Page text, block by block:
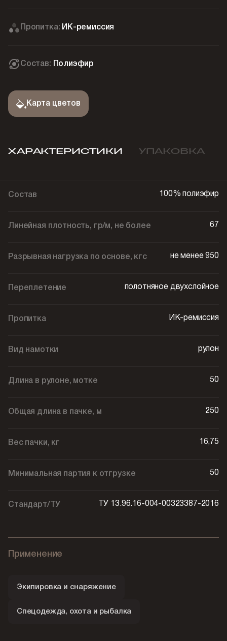
Пропитка: ИК-ремиссия
Состав: Полиэфир
Карта цветов
ХАРАКТЕРИСТИКИ УПАКОВКА
Состав 100% полиэфир
Линейная плотность, гр/м, не более 67
Разрывная нагрузка по основе, кгс не менее 950
Переплетение полотняное двухслойное
Пропитка ИК-ремиссия
Вид намотки рулон
Длина в рулоне, мотке 50
Общая длина в пачке, м 250
Вес пачки, кг 16,75
Минимальная партия к отгрузке 50
Стандарт/ТУ ТУ 13.96.16-004-00323387-2016
Применение
Экипировка и снаряжение
Спецодежда, охота и рыбалка